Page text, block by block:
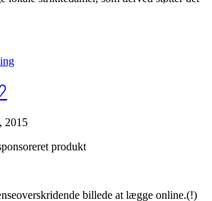
2015
produkt
billede at lægge online.(!)